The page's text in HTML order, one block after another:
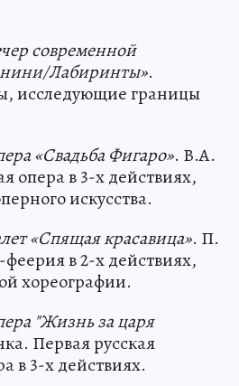
современной
Лабиринты».
исследующие границы
«Свадьба Фигаро». В.А.
опера в 3-х действиях,
искусства.
«Спящая красавица». П.
в 2-х действиях,
хореографии.
"Жизнь за царя
Первая русская
в 3-х действиях.